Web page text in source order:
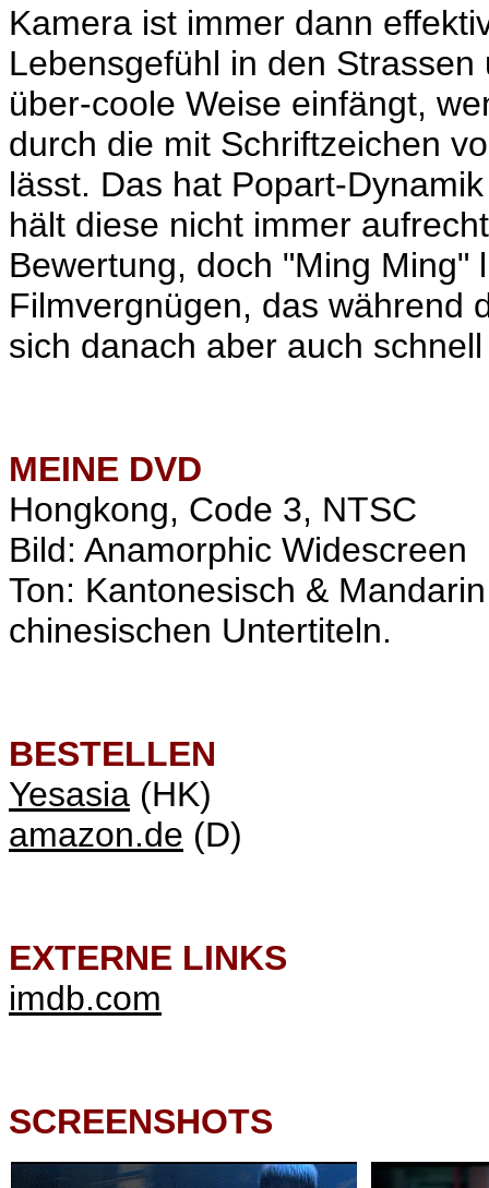
Kamera ist immer dann
Lebensgefühl in den
über-coole Weise einfängt,
durch die mit Schriftzeichen
lässt. Das hat Popart-
hält diese nicht immer
Bewertung, doch "Ming
Filmvergnügen, das während
sich danach aber auch
MEINE DVD
Hongkong, Code 3, NTSC
Bild: Anamorphic Widescreen
Ton: Kantonesisch &
chinesischen Untertiteln.
BESTELLEN
Yesasia (HK)
amazon.de (D)
EXTERNE LINKS
imdb.com
SCREENSHOTS